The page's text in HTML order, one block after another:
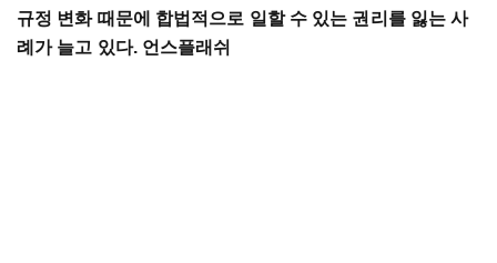
규정 변화 때문에 합법적으로 일할 수 있는 권리를 잃는 사
례가 늘고 있다. 언스플래쉬